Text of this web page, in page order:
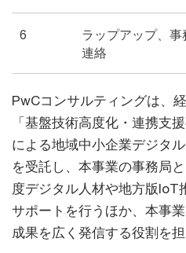
6
ラップアップ、事
連絡
PwCコンサルティングは、
「基盤技術高度化・連携支
による地域中小企業デジタ
を受託し、本事業の事務局
度デジタル人材や地方版IoT
サポートを行うほか、本事
成果を広く発信する役割を担